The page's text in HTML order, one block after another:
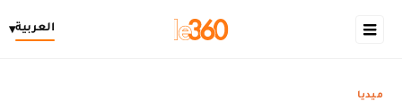
العربية▾
ميديا